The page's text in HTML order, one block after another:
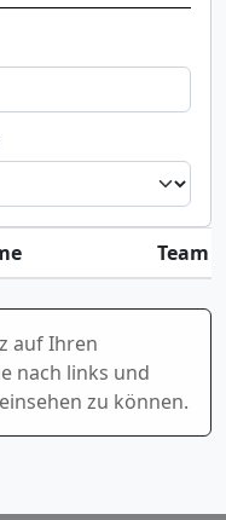
Team
auf Ihren
nach links und
zu können.